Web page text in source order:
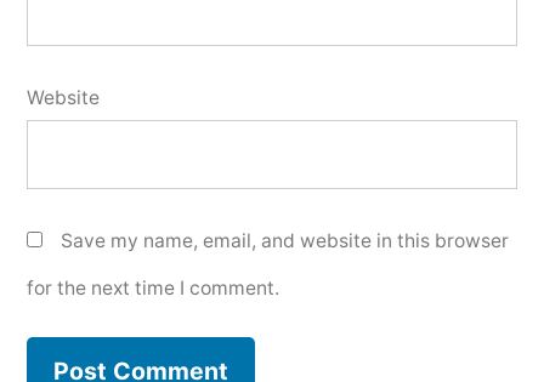
Website
Save my name, email, and website in this browser
for the next time I comment.